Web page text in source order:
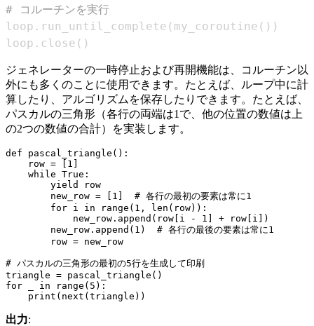
# コルーチンを実行
loop . run_until_complete ( my_coroutine ( ) )
loop . close ( )
ジェネレーターの一時停止および再開機能は、コルーチン以
外にも多くのことに使用できます。たとえば、ループ中に計
算したり、アルゴリズムを保存したりできます。たとえば、
パスカルの三角形（各行の両端は1で、他の位置の数値は上
の2つの数値の合計）を実装します。
def pascal_triangle():
    row = [1]
    while True:
        yield row
        new_row = [1]  # 各行の最初の要素は常に1
        for i in range(1, len(row)):
            new_row.append(row[i - 1] + row[i])
        new_row.append(1)  # 各行の最後の要素は常に1
        row = new_row
# パスカルの三角形の最初の5行を生成して印刷
triangle = pascal_triangle()
for _ in range(5):
出力: